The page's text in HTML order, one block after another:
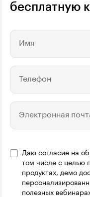
бесплатную
Имя
Телефон
Электронная
Название
Даю согласие на
том числе с целью
продуктах, демо
полезных